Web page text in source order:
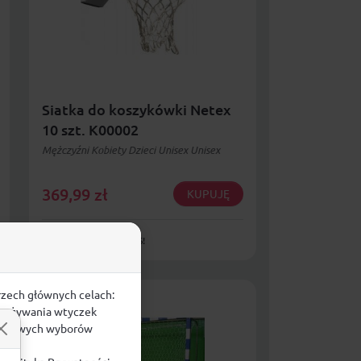
Siatka do koszykówki Netex
10 szt. K00002
Mężczyźni Kobiety Dzieci Unisex Unisex
369,99 zł KUPUJĘ
DOSTAWA GRATIS!
głównych celach:
używania wtyczek
wyborów